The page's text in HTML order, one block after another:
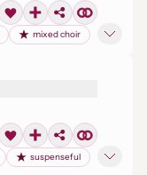
mixed choir
suspenseful